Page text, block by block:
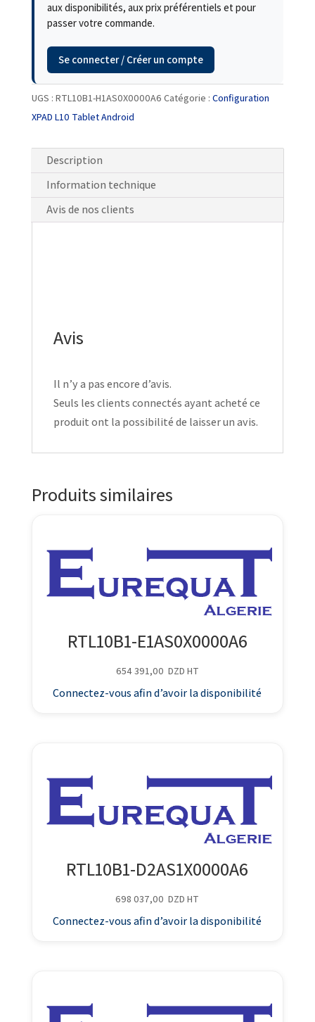
aux disponibilités, aux prix préférentiels et pour
passer votre commande.
Se connecter / Créer un compte
UGS : RTL10B1-H1AS0X0000A6 Catégorie : Configuration
XPAD L10 Tablet Android
Description
Information technique
Avis de nos clients
Avis
Il n’y a pas encore d’avis.
Seuls les clients connectés ayant acheté ce
produit ont la possibilité de laisser un avis.
Produits similaires
RTL10B1-E1AS0X0000A6
654 391,00 DZD HT
Connectez-vous afin d’avoir la disponibilité
RTL10B1-D2AS1X0000A6
698 037,00 DZD HT
Connectez-vous afin d’avoir la disponibilité